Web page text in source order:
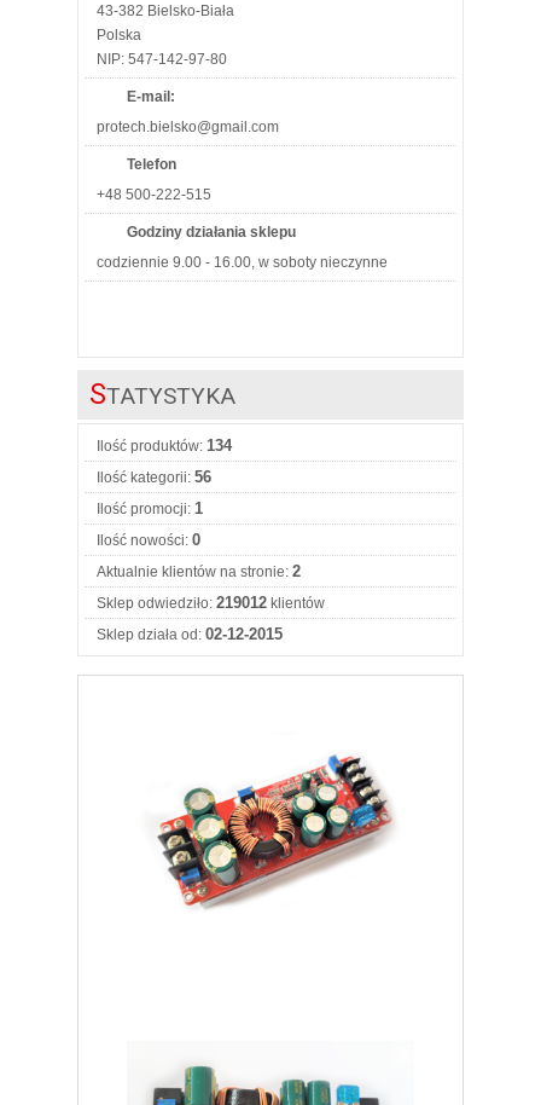
43-382 Bielsko-Biała
Polska
NIP: 547-142-97-80
E-mail:
protech.bielsko@gmail.com
Telefon
+48 500-222-515
Godziny działania sklepu
codziennie 9.00 - 16.00, w soboty nieczynne
STATYSTYKA
Ilość produktów: 134
Ilość kategorii: 56
Ilość promocji: 1
Ilość nowości: 0
Aktualnie klientów na stronie: 2
Sklep odwiedziło: 219012 klientów
Sklep działa od: 02-12-2015